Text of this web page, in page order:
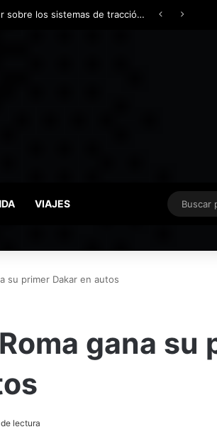
Kartismo
VIAJES
su primer Dakar en autos
gana su
lectura